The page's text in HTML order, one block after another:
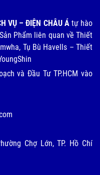
VỤ – ĐIỆN CHÂU Átự hào
Phẩm liên quan về Thiết
Tụ Bù Havells – Thiết
và Đầu Tư TP.HCM vào
Chợ Lớn, TP. Hồ Chí